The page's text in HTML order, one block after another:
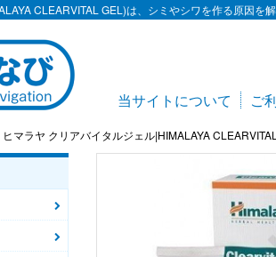
CLEARVITAL GEL)は、シミやシワを作る原因を解
当サイトについて ご
ヒマラヤ クリアバイタルジェル|HIMALAYA